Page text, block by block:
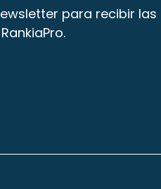
para recibir las